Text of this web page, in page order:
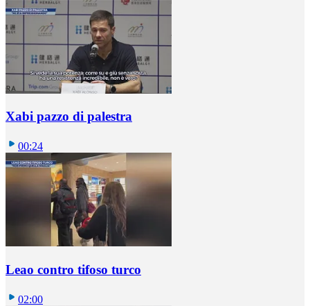
Xabi pazzo di palestra
00:24
Leao contro tifoso turco
02:00